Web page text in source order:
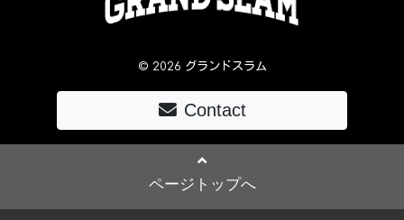
© 2026 グランドスラム
Contact
ページトップへ